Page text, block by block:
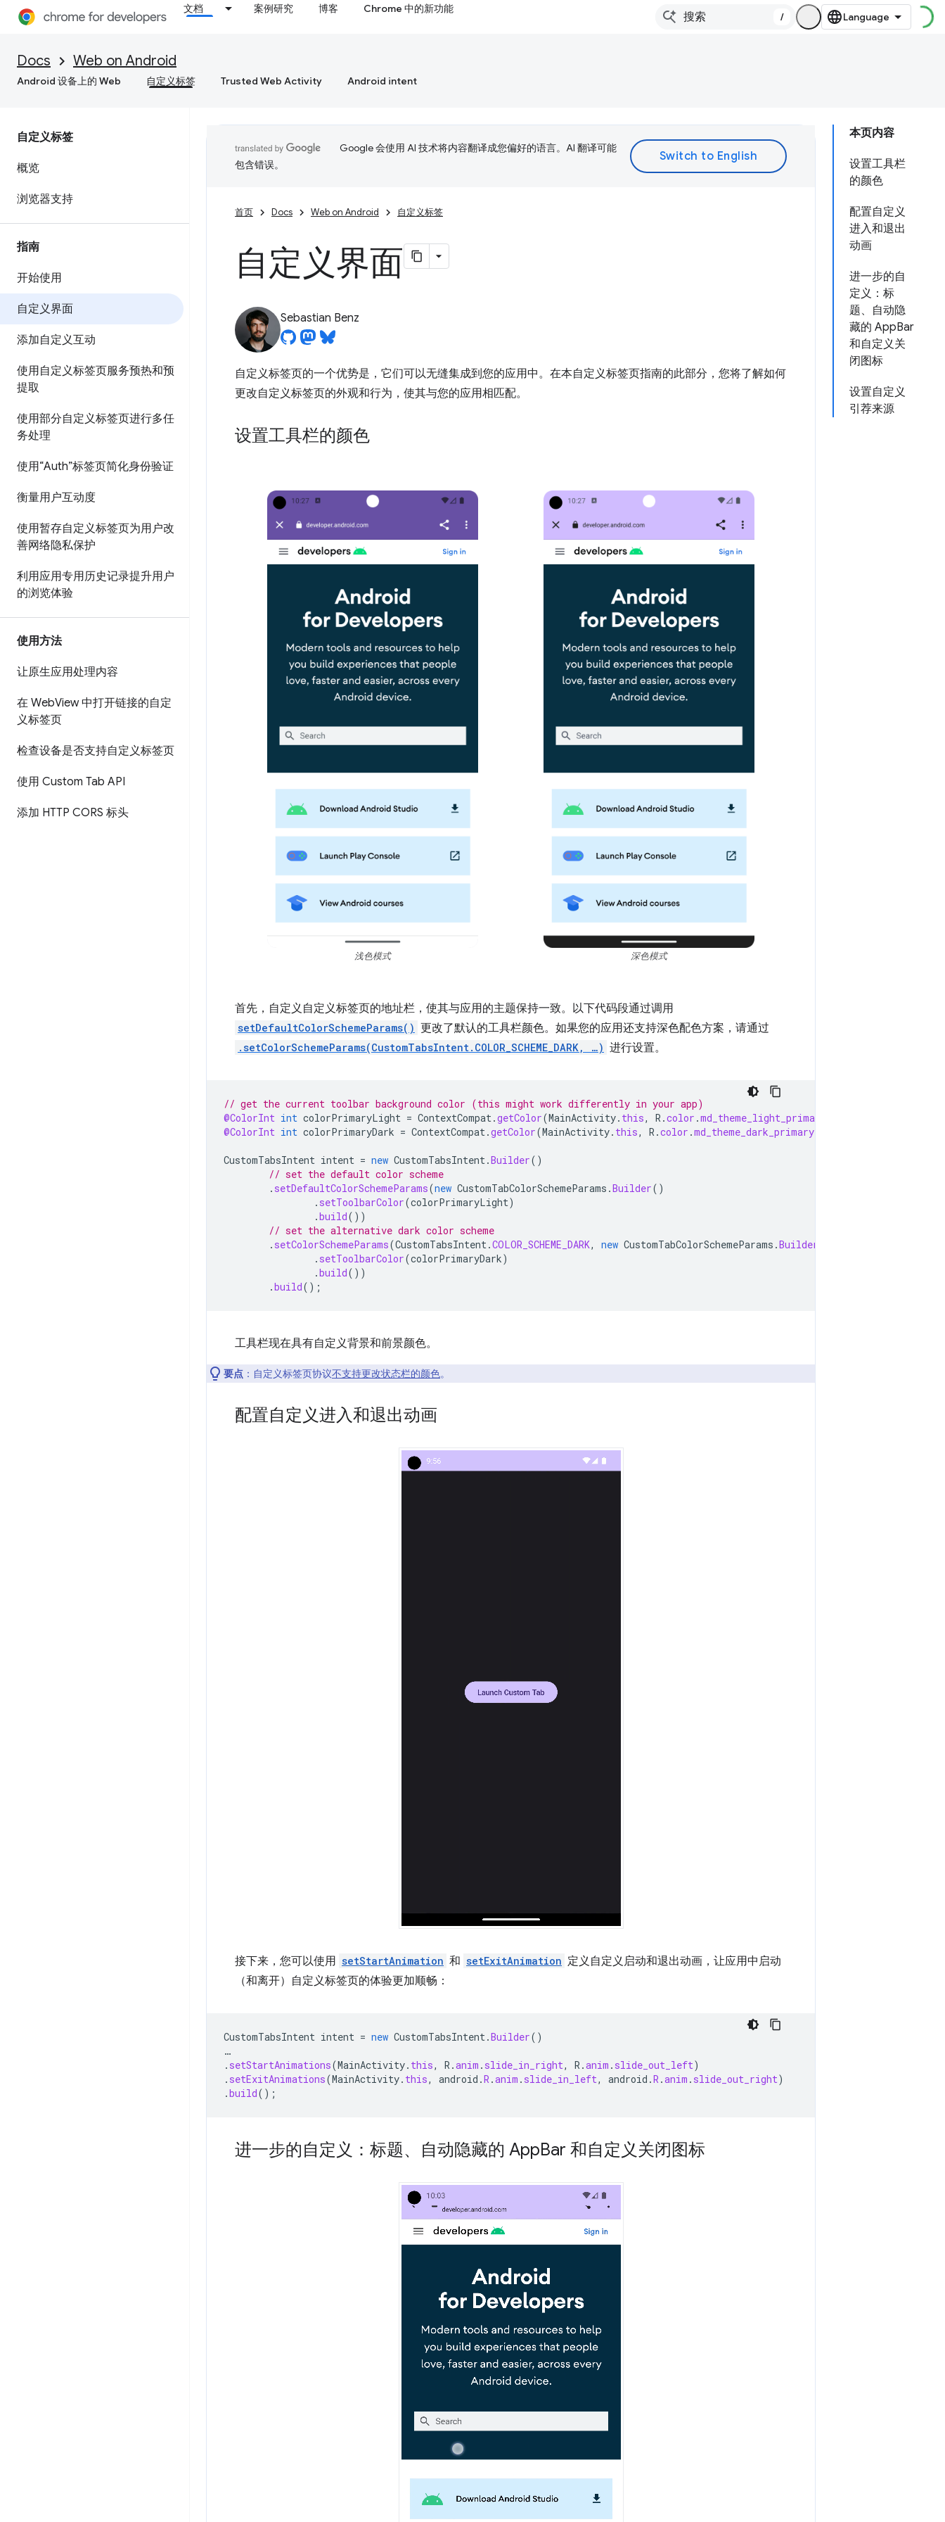
文档 案例研究 博客 Chrome 中的新功能
/
Docs Web on Android
Android 设备上的 Web 自定义标签 Trusted Web Activity Android intent
自定义标签
概览
浏览器支持
指南
开始使用
自定义界面
添加自定义互动
使用自定义标签页服务预热和预
提取
使用部分自定义标签页进行多任
务处理
使用“Auth”标签页简化身份验证
衡量用户互动度
使用暂存自定义标签页为用户改
善网络隐私保护
利用应用专用历史记录提升用户
的浏览体验
使用方法
让原生应用处理内容
在 WebView 中打开链接的自定
义标签页
检查设备是否支持自定义标签页
使用 Custom Tab API
添加 HTTP CORS 标头
本页内容
设置工具栏
的颜色
配置自定义
进入和退出
动画
进一步的自
定义：标
题、自动隐
藏的 AppBar
和自定义关
闭图标
设置自定义
引荐来源
Google 会使用 AI 技术将内容翻译成您偏好的语言。AI 翻译可能
包含错误。
首页 Docs Web on Android 自定义标签
自定义界面
Sebastian Benz
自定义标签页的一个优势是，它们可以无缝集成到您的应用中。在本自定义标签页指南的此部分，您将了解如何
更改自定义标签页的外观和行为，使其与您的应用相匹配。
设置工具栏的颜色
浅色模式 深色模式
首先，自定义自定义标签页的地址栏，使其与应用的主题保持一致。以下代码段通过调用
setDefaultColorSchemeParams() 更改了默认的工具栏颜色。如果您的应用还支持深色配色方案，请通过
.setColorSchemeParams(CustomTabsIntent.COLOR_SCHEME_DARK, …) 进行设置。
// get the current toolbar background color (this might work differently in your app)
@ColorInt int colorPrimaryLight = ContextCompat.getColor(MainActivity. this, R .color .md_theme_light_primary
@ColorInt int colorPrimaryDark = ContextCompat.getColor(MainActivity. this, R .color .md_theme_dark_primary
CustomTabsIntent intent = new CustomTabsIntent.Builder()
// set the default color scheme
. setDefaultColorSchemeParams(new CustomTabColorSchemeParams .Builder()
. setToolbarColor(colorPrimaryLight)
.build())
// set the alternative dark color scheme
. setColorSchemeParams(CustomTabsIntent.COLOR_SCHEME_DARK, new CustomTabColorSchemeParams .Builder
. setToolbarColor(colorPrimaryDark)
.build())
.build();
工具栏现在具有自定义背景和前景颜色。
要点 ：自定义标签页协议不支持更改状态栏的颜色。
配置自定义进入和退出动画
接下来，您可以使用 setStartAnimation 和 setExitAnimation 定义自定义启动和退出动画，让应用中启动
（和离开）自定义标签页的体验更加顺畅：
CustomTabsIntent intent = new CustomTabsIntent.Builder()
…
. setStartAnimations(MainActivity. this, R .anim . slide_in_right, R .anim . slide_out_left)
. setExitAnimations(MainActivity. this, android .R .anim . slide_in_left, android .R .anim . slide_out_right)
.build();
进一步的自定义：标题、自动隐藏的 AppBar 和自定义关闭图标